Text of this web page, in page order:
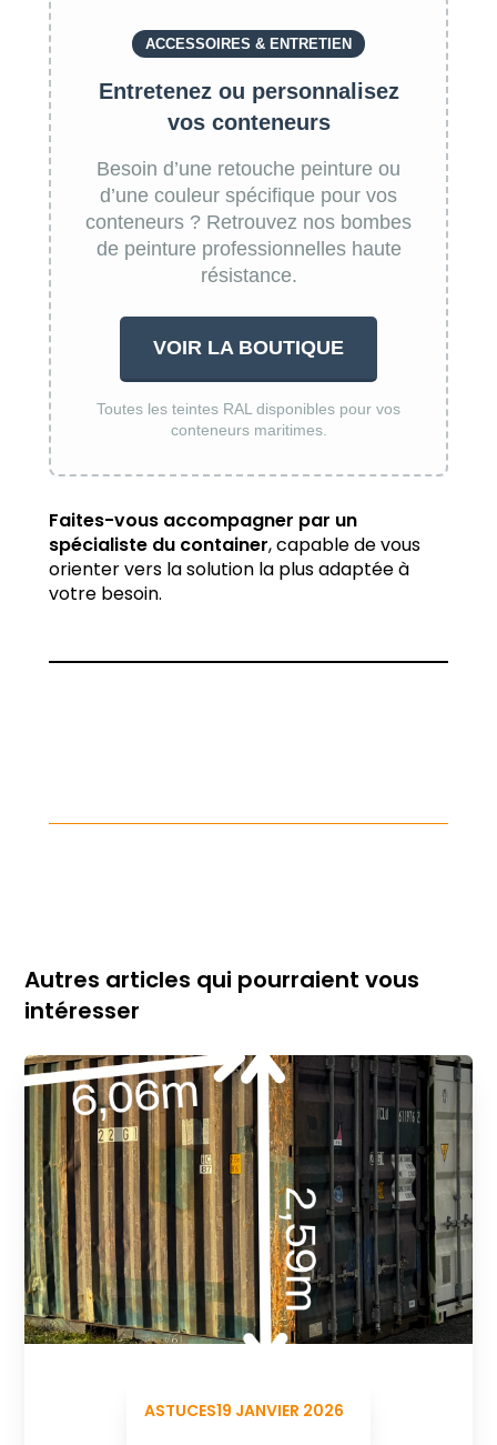
ACCESSOIRES & ENTRETIEN
Entretenez ou personnalisez
vos conteneurs
Besoin d’une retouche peinture ou
d’une couleur spécifique pour vos
conteneurs ? Retrouvez nos bombes
de peinture professionnelles haute
résistance.
VOIR LA BOUTIQUE
Toutes les teintes RAL disponibles pour vos
conteneurs maritimes.
Faites-vous accompagner par un
spécialiste du container, capable de vous
orienter vers la solution la plus adaptée à
votre besoin.
Autres articles qui pourraient vous
intéresser
ASTUCES19 JANVIER 2026